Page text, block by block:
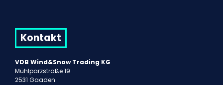
Kontakt
VDB Wind&Snow Trading KG
Mühlparzstraße 19
2531 Gaaden